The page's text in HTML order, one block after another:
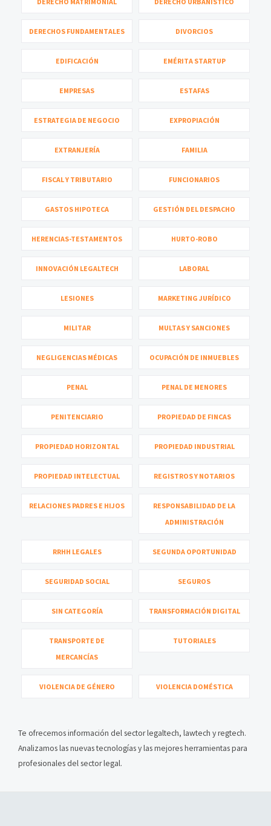
DERECHOS FUNDAMENTALES DIVORCIOS
EDIFICACIÓN EMÉRITA STARTUP
EMPRESAS ESTAFAS
ESTRATEGIA DE NEGOCIO EXPROPIACIÓN
EXTRANJERÍA FAMILIA
FISCAL Y TRIBUTARIO FUNCIONARIOS
GASTOS HIPOTECA GESTIÓN DEL DESPACHO
HERENCIAS-TESTAMENTOS HURTO-ROBO
INNOVACIÓN LEGALTECH LABORAL
LESIONES MARKETING JURÍDICO
MILITAR MULTAS Y SANCIONES
NEGLIGENCIAS MÉDICAS OCUPACIÓN DE INMUEBLES
PENAL PENAL DE MENORES
PENITENCIARIO PROPIEDAD DE FINCAS
PROPIEDAD HORIZONTAL PROPIEDAD INDUSTRIAL
PROPIEDAD INTELECTUAL REGISTROS Y NOTARIOS
RELACIONES PADRES E HIJOS
RESPONSABILIDAD DE LA
ADMINISTRACIÓN
RRHH LEGALES SEGUNDA OPORTUNIDAD
SEGURIDAD SOCIAL SEGUROS
SIN CATEGORÍA TRANSFORMACIÓN DIGITAL
TRANSPORTE DE
MERCANCÍAS
TUTORIALES
VIOLENCIA DE GÉNERO VIOLENCIA DOMÉSTICA
Te ofrecemos información del sector legaltech, lawtech y regtech.
Analizamos las nuevas tecnologías y las mejores herramientas para
profesionales del sector legal.